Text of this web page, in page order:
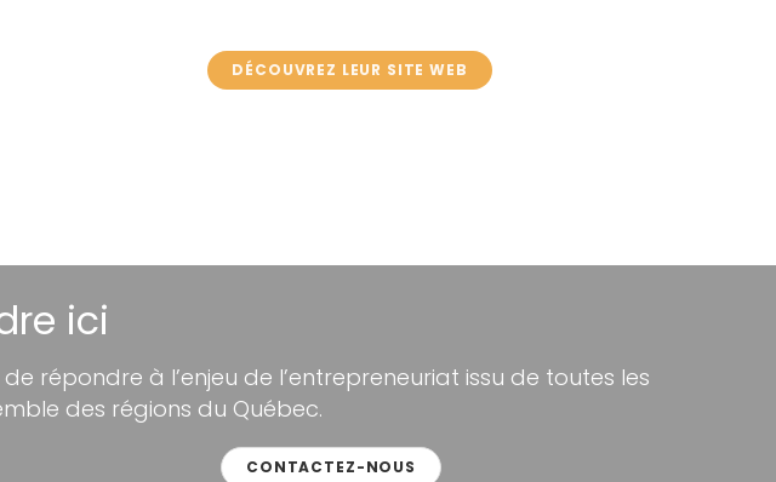
DÉCOUVREZ LEUR SITE WEB
ici
répondre à l’enjeu de l’entrepreneuriat issu de toutes les
des régions du Québec.
CONTACTEZ-NOUS